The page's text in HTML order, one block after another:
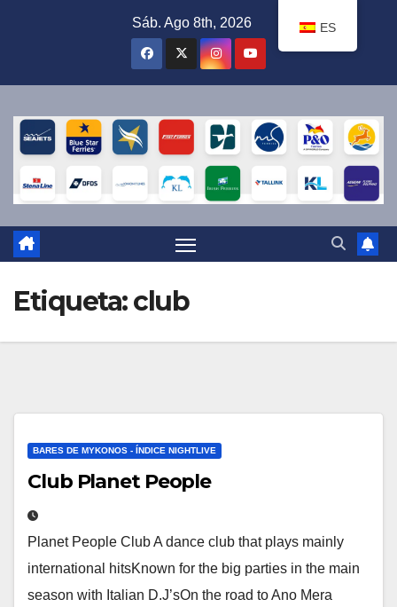
Sáb. Ago 8th, 2026
Etiqueta:club
BARES DE MYKONOS - ÍNDICE NIGHTLIVE
Club Planet People
Planet People Club A dance club that plays mainly
international hitsKnown for the big parties in the main
season with Italian D.J’sOn the road to Ano Mera
ES